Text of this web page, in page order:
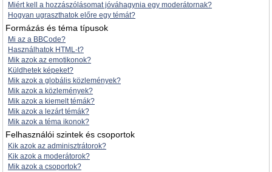
Miért kell a hozzászólásomat jóváhagynia egy moderátornak?
Hogyan ugraszthatok előre egy témát?
Formázás és téma típusok
Mi az a BBCode?
Használhatok HTML-t?
Mik azok az emotikonok?
Küldhetek képeket?
Mik azok a globális közlemények?
Mik azok a közlemények?
Mik azok a kiemelt témák?
Mik azok a lezárt témák?
Mik azok a téma ikonok?
Felhasználói szintek és csoportok
Kik azok az adminisztrátorok?
Kik azok a moderátorok?
Mik azok a csoportok?